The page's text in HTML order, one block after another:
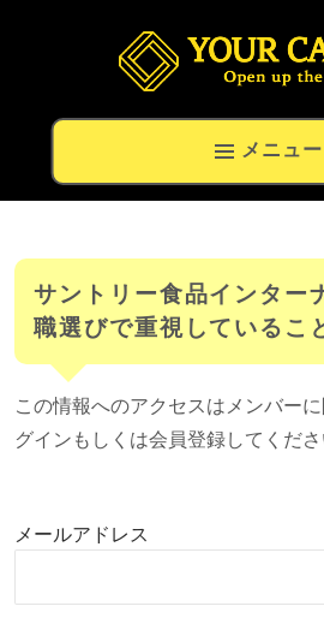
留学生の就職と高度外国人材の
メニュー
サントリー食品インター
職選びで重視しているこ
この情報へのアクセスはメンバー
グインもしくは会員登録してくださ
メールアドレス